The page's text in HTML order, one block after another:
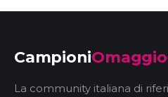
CampioniOmaggio
La community italiana di